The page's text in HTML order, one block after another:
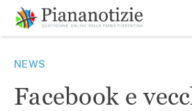
contenuto
SEARCH
NEWS
Facebook e